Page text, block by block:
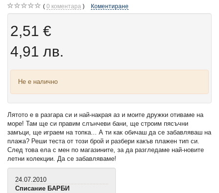
0 коментара Коментиране
2,51 €
4,91 лв.
Не е налично
Лятото е в разгара си и най-накрая аз и моите дружки отиваме на
море! Там ще си правим слънчеви бани, ще строим пясъчни
замъци, ще играем на топка... А ти как обичаш да се забавляваш на
плажа? Реши теста от този брой и разбери какъв плажен тип си.
След това ела с мен по магазините, за да разгледаме най-новите
летни колекции. Да се забавляваме!
24.07.2010
Списание БАРБИ